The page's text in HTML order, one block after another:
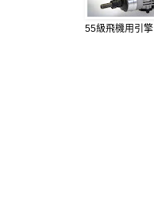
55級飛機用引擎